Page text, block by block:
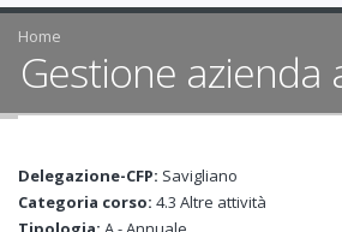
Home
Gestione azienda
Delegazione-CFP: Savigliano
Categoria corso: 4.3 Altre attività